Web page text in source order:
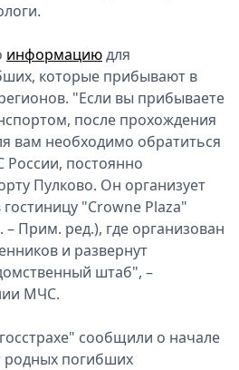
информациюдля
которые прибывают в
"Если вы прибываете
после прохождения
вам необходимо обратиться
постоянно
Пулково. Он организует
"Crowne Plaza"
Прим. ред.), где организован
и развернут
штаб", –
МЧС.
сообщили о начале
родных погибших